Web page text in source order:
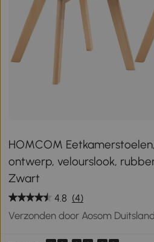
HOMCOM
ontwerp, velourslook,
Zwart
4.8 (4)
Verzonden door Aosom Duitsland